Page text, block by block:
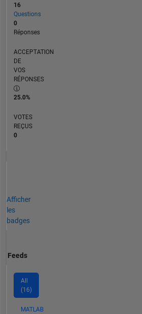
16
Questions
0
Réponses
ACCEPTATION
DE
VOS
RÉPONSES
25.0%
VOTES
REÇUS
0
Afficher
les
badges
Feeds
All
(16)
MATLAB